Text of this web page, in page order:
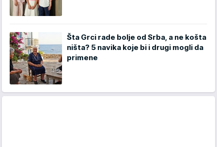
Šta Grci rade bolje od Srba, a ne košta
ništa? 5 navika koje bi i drugi mogli da
primene